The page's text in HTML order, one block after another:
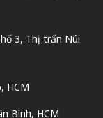
3, Thị trấn Núi
HCM
Bình, HCM